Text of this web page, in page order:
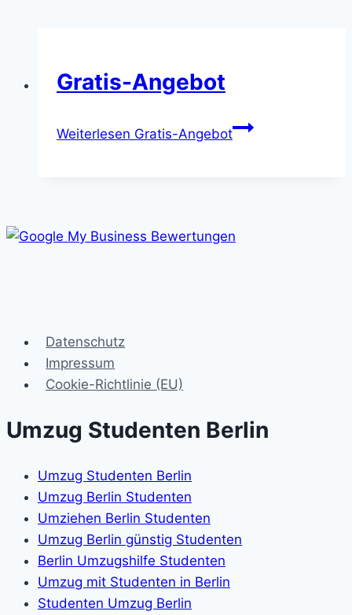
Gratis-Angebot
Weiterlesen Gratis-Angebot
Datenschutz
Impressum
Cookie-Richtlinie (EU)
Umzug Studenten Berlin
Umzug Studenten Berlin
Umzug Berlin Studenten
Umziehen Berlin Studenten
Umzug Berlin günstig Studenten
Berlin Umzugshilfe Studenten
Umzug mit Studenten in Berlin
Studenten Umzug Berlin